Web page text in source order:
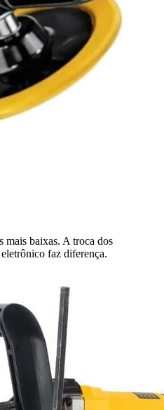
mais baixas. A troca dos
faz diferença.